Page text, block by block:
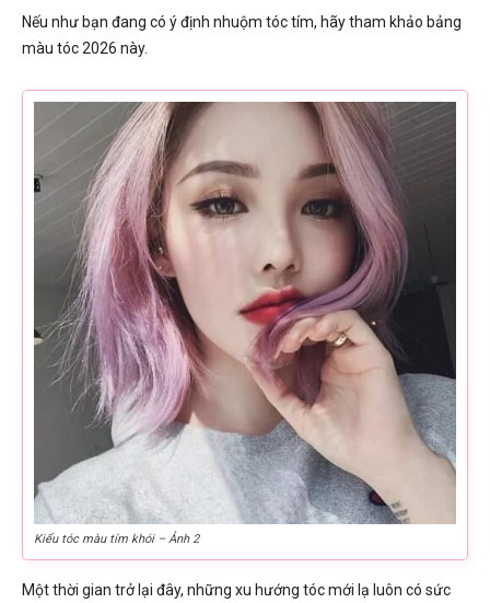
Nếu như bạn đang có ý định nhuộm tóc tím, hãy tham khảo bảng
màu tóc 2026 này.
Kiểu tóc màu tím khói – Ảnh 2
Một thời gian trở lại đây, những xu hướng tóc mới lạ luôn có sức